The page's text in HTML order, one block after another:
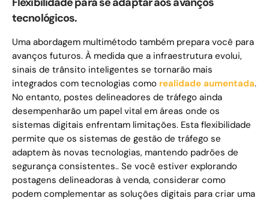
tecnológicos.
Uma abordagem multimétodo também prepara você para
avanços futuros. À medida que a infraestrutura evolui,
sinais de trânsito inteligentes se tornarão mais
integrados com tecnologias como realidade aumentada.
No entanto, postes delineadores de tráfego ainda
desempenharão um papel vital em áreas onde os
sistemas digitais enfrentam limitações. Esta flexibilidade
permite que os sistemas de gestão de tráfego se
adaptem às novas tecnologias, mantendo padrões de
segurança consistentes.. Se você estiver explorando
postagens delineadoras à venda, considerar como
podem complementar as soluções digitais para criar uma